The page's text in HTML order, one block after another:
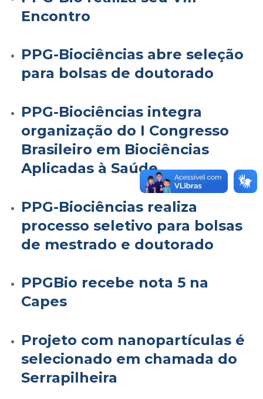
Encontro
PPG-Biociências abre seleção
para bolsas de doutorado
PPG-Biociências integra
organização do I Congresso
Brasileiro em Biociências
Aplicadas à Saúde
PPG-Biociências realiza
processo seletivo para bolsas
de mestrado e doutorado
PPGBio recebe nota 5 na
Capes
Projeto com nanopartículas é
selecionado em chamada do
Serrapilheira